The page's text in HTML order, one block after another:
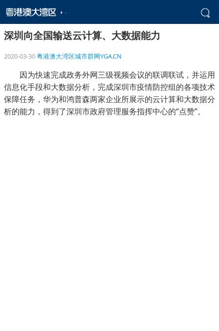
深圳向全国输送云计算、大数据能力
2020-03-30粤港澳大湾区城市群网YGA.CN
因为快速完成政务外网三级视频会议的联调联试，并运用
信息化手段和大数据分析，完成深圳市疫情防控组的各项技术
保障任务，华为和鸿普森两家企业所展示的云计算和大数据分
析的能力，得到了深圳市政府管理服务指挥中心的“点赞”。